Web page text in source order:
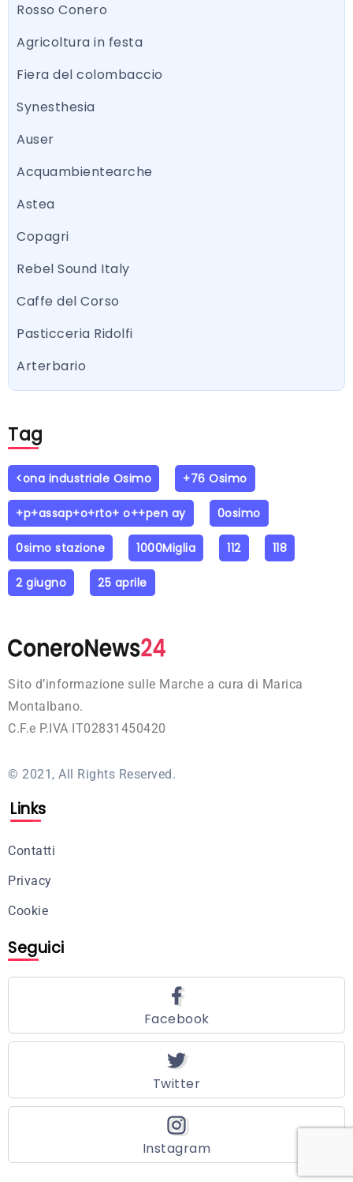
Rosso Conero
Agricoltura in festa
Fiera del colombaccio
Synesthesia
Auser
Acquambientearche
Astea
Copagri
Rebel Sound Italy
Caffe del Corso
Pasticceria Ridolfi
Arterbario
Tag
<ona industriale Osimo +76 Osimo
+p+assap+o+rto+ o++pen ay 0osimo
0simo stazione 1000Miglia 112 118
2 giugno 25 aprile
Sito d’informazione sulle Marche a cura di Marica
Montalbano.
C.F.e P.IVA IT02831450420
© 2021, All Rights Reserved.
Links
Contatti
Privacy
Cookie
Seguici
Facebook
Twitter
Instagram